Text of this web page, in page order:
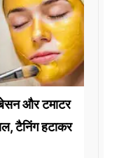
और टमाटर
टैनिंग हटाकर